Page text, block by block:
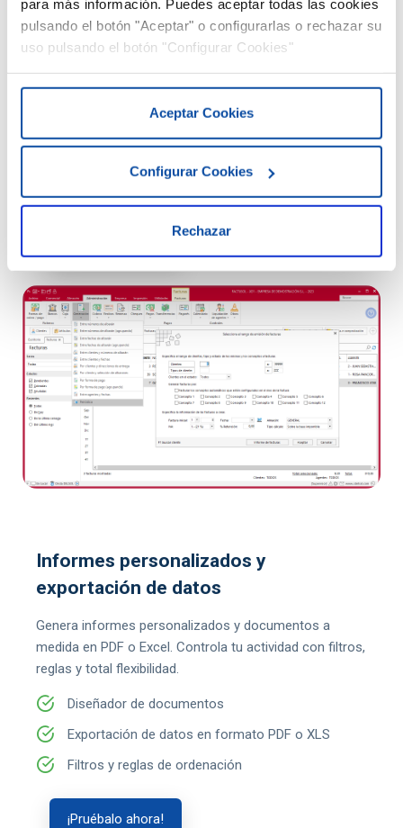
para más información. Puedes aceptar todas las cookies
pulsando el botón "Aceptar" o configurarlas o rechazar su
uso pulsando el botón "Configurar Cookies"
Aceptar Cookies
Configurar Cookies
Rechazar
Facturas con suplidos, retenciones y facturación
periódicos
Gestión de reservas con calendario y control por
horas
Gestión de expedientes para centralizar toda la
información de cada cliente o proyecto
Informes personalizados y
exportación de datos
Genera informes personalizados y documentos a
medida en PDF o Excel. Controla tu actividad con filtros,
reglas y total flexibilidad.
Diseñador de documentos
Exportación de datos en formato PDF o XLS
Filtros y reglas de ordenación
¡Pruébalo ahora!